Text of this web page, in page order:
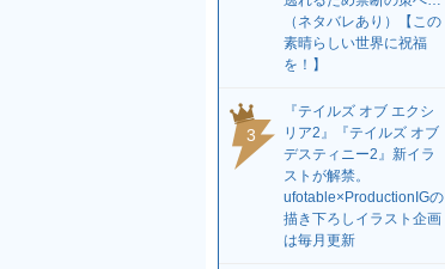
（ネタバレあり）【この
素晴らしい世界に祝福
を！】
3
『テイルズ オブ エクシ
リア2』『テイルズ オブ
デスティニー2』新イラ
ストが解禁。
ufotable×ProductionIGの
描き下ろしイラスト企画
は毎月更新